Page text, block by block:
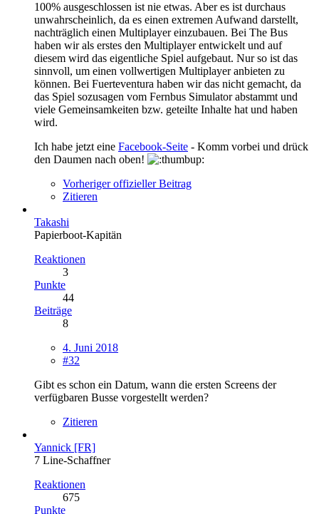
100% ausgeschlossen ist nie etwas. Aber es ist durchaus
unwahrscheinlich, da es einen extremen Aufwand darstellt,
nachträglich einen Multiplayer einzubauen. Bei The Bus
haben wir als erstes den Multiplayer entwickelt und auf
diesem wird das eigentliche Spiel aufgebaut. Nur so ist das
sinnvoll, um einen vollwertigen Multiplayer anbieten zu
können. Bei Fuerteventura haben wir das nicht gemacht, da
das Spiel sozusagen vom Fernbus Simulator abstammt und
viele Gemeinsamkeiten bzw. geteilte Inhalte hat und haben
wird.
Ich habe jetzt eine Facebook-Seite - Komm vorbei und drück
den Daumen nach oben!
Vorheriger offizieller Beitrag
Zitieren
Takashi
Papierboot-Kapitän
Reaktionen
3
Punkte
44
Beiträge
8
4. Juni 2018
#32
Gibt es schon ein Datum, wann die ersten Screens der
verfügbaren Busse vorgestellt werden?
Zitieren
Yannick [FR]
7 Line-Schaffner
Reaktionen
675
Punkte